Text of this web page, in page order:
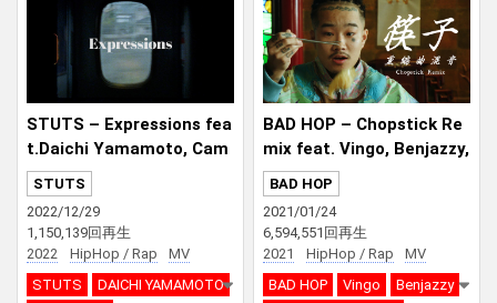
STUTS – Expressions fea
t.Daichi Yamamoto, Cam
panella, ゆるふわギャング,
北里彰久, SANTAWORLDVI
EW, 仙人掌, 鎮座DOPENES
S
STUTS
2022/12/29
1,150,139回再生
2022
HipHop / Rap
MV
STUTS
DAICHI YAMAMOTO
BAD HOP – Chopstick Re
mix feat. Vingo, Benjazzy,
SANTAWORLDVIEW & ゆ
るふわギャング
BAD HOP
2021/01/24
6,594,551回再生
2021
HipHop / Rap
MV
BAD HOP
Vingo
Benjazzy